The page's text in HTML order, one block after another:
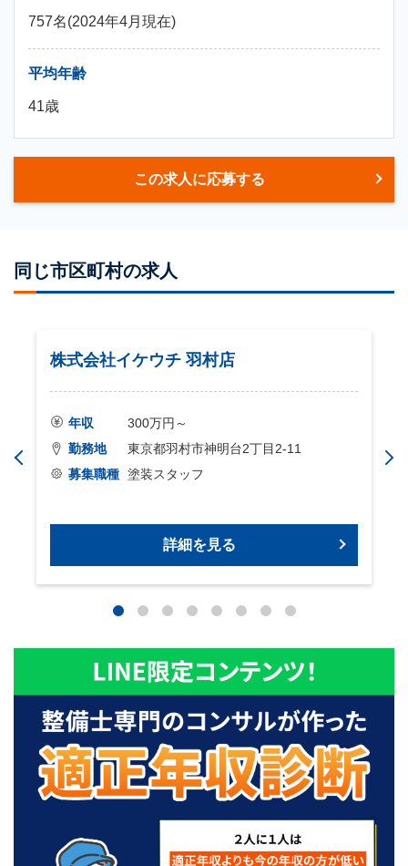
757名(2024年4月現在)
平均年齢
41歳
この求人に応募する
同じ市区町村の求人
株式会社イケウチ 羽村店
年収
300万円～
勤務地
東京都羽村市神明台2丁目2-11
募集職種 塗装スタッフ
詳細を見る